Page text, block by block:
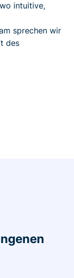
intuitive,
sprechen wir
des